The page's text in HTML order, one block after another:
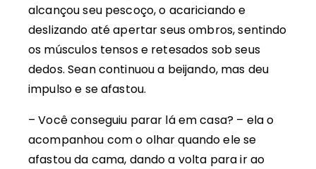
alcançou seu pescoço, o acariciando e
deslizando até apertar seus ombros, sentindo
os músculos tensos e retesados sob seus
dedos. Sean continuou a beijando, mas deu
impulso e se afastou.
– Você conseguiu parar lá em casa? – ela o
acompanhou com o olhar quando ele se
afastou da cama, dando a volta para ir ao